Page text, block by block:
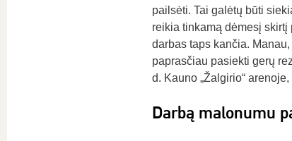
pailsėti. Tai galėtų būti
reikia tinkamą dėmesį
darbas taps kančia.
paprasčiau pasiekti gerų
d. Kauno „Žalgirio“
Darbą malonumu